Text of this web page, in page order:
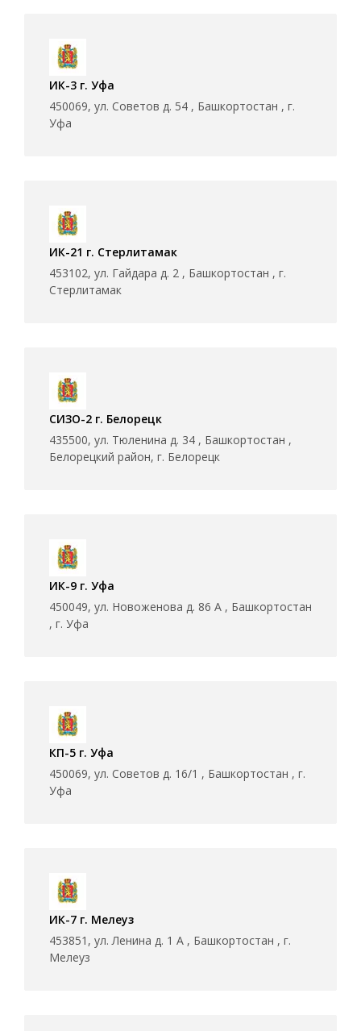
ИК-3 г. Уфа
450069, ул. Советов д. 54 , Башкортостан , г.
Уфа
ИК-21 г. Стерлитамак
453102, ул. Гайдара д. 2 , Башкортостан , г.
Стерлитамак
СИЗО-2 г. Белорецк
435500, ул. Тюленина д. 34 , Башкортостан ,
Белорецкий район, г. Белорецк
ИК-9 г. Уфа
450049, ул. Новоженова д. 86 А , Башкортостан
, г. Уфа
КП-5 г. Уфа
450069, ул. Советов д. 16/1 , Башкортостан , г.
Уфа
ИК-7 г. Мелеуз
453851, ул. Ленина д. 1 А , Башкортостан , г.
Мелеуз